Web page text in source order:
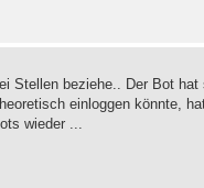
Stellen beziehe.. Der Bot hat
einloggen könnte,
wieder ...